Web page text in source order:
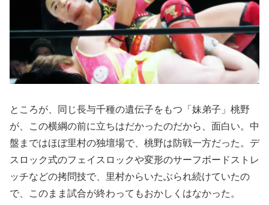
ところが、同じ長与千種の遺伝子をもつ「妹弟子」桃野
が、この横綱の前に立ちはだかったのだから、面白い。中
盤まではほぼ里村の独壇場で、桃野は防戦一方だった。デ
スロック式のフェイスロックや変形のサーフボードストレ
ッチなどの拷問技で、里村からいたぶられ続けていたの
で、このまま試合が終わってもおかしくはなかった。